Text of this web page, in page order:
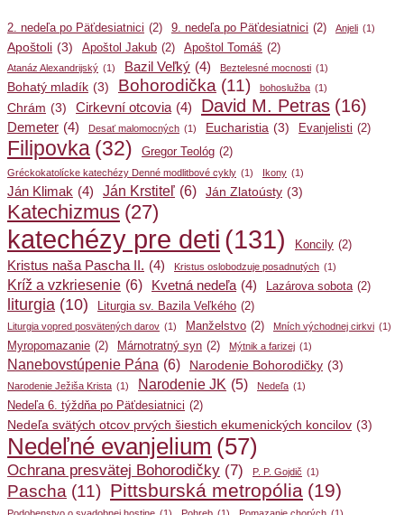
2. nedeľa po Päťdesiatnici (2) 9. nedeľa po Päťdesiatnici (2) Anjeli (1)
Apoštoli (3) Apoštol Jakub (2) Apoštol Tomáš (2)
Atanáz Alexandrijský (1) Bazil Veľký (4) Beztelesné mocnosti (1)
Bohatý mladík (3) Bohorodička (11) bohoslužba (1)
Chrám (3) Cirkevní otcovia (4) David M. Petras (16)
Demeter (4) Desať malomocných (1) Eucharistia (3) Evanjelisti (2)
Filipovka (32) Gregor Teológ (2)
Gréckokatolícke katechézy Denné modlitbové cykly (1) Ikony (1)
Ján Klimak (4) Ján Krstiteľ (6) Ján Zlatoústy (3)
Katechizmus (27)
katechézy pre deti (131) Koncily (2)
Kristus naša Pascha II. (4) Kristus oslobodzuje posadnutých (1)
Kríž a vzkriesenie (6) Kvetná nedeľa (4) Lazárova sobota (2)
liturgia (10) Liturgia sv. Bazila Veľkého (2)
Liturgia vopred posvätených darov (1) Manželstvo (2) Mních východnej cirkvi (1)
Myropomazanie (2) Márnotratný syn (2) Mýtnik a farizej (1)
Nanebovstúpenie Pána (6) Narodenie Bohorodičky (3)
Narodenie Ježiša Krista (1) Narodenie JK (5) Nedeľa (1)
Nedeľa 6. týždňa po Päťdesiatnici (2)
Nedeľa svätých otcov prvých šiestich ekumenických koncilov (3)
Nedeľné evanjelium (57)
Ochrana presvätej Bohorodičky (7) P. P. Gojdič (1)
Pascha (11) Pittsburská metropólia (19)